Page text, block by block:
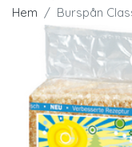
Hem Burspån